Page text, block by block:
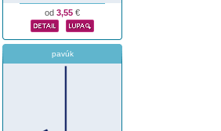
od 3,55 €
pavúk